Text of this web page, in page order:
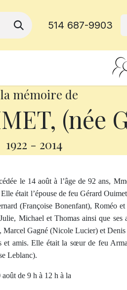
514 687-9903
mémoire de
(née
1922 - 2014
le 14 août à l’âge de 92 ans,
était l’épouse de feu Gérard
(Françoise Bonenfant), Roméo
Michael et Thomas ainsi que ses
Marcel Gagné (Nicole Lucier) et
et amis. Elle était la sœur de feu
Leblanc).
août de 9 h à 12 h à la